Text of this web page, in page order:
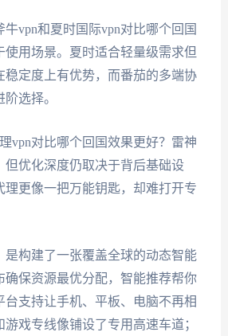
牛vpn和夏时国际vpn对比哪个回国
使用场景。夏时适合轻量级需求但
稳定度上有优势，而番茄的多端协
选择。
vpn对比哪个回国效果更好？雷神
但优化深度仍取决于背后基础设
理更像一把万能钥匙，却难打开专
是构建了一张覆盖全球的动态智能
确保资源最优分配，智能推荐帮你
台支持让手机、平板、电脑不再相
戏专线像铺设了专用高速车道；